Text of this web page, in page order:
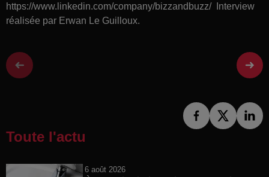
https://www.linkedin.com/company/bizzandbuzz/ Interview
réalisée par Erwan Le Guilloux.
Toute l'actu
6 août 2026